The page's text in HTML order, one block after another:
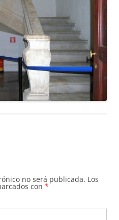
no será publicada. Los
con *